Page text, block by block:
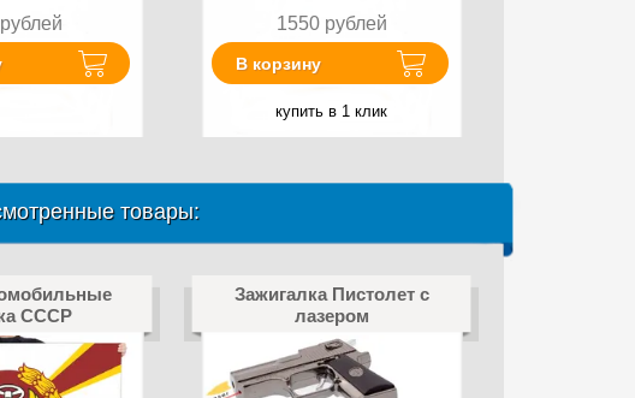
рублей 1550 рублей
В корзину
купить в 1 клик
товары:
СССР
Зажигалка Пистолет с
лазером